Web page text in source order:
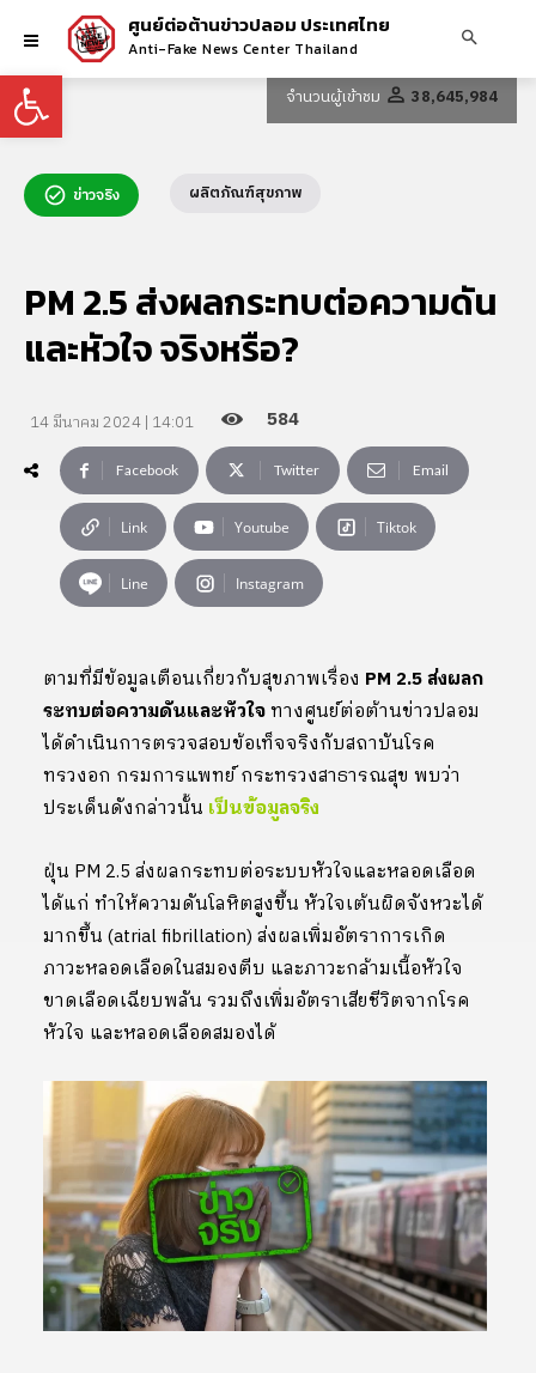
Open toolbar
ศูนย์ต่อต้านข่าวปลอม ประเทศไทย
Anti-Fake News Center Thailand
จำนวนผู้เข้าชม 38,645,984
ข่าวจริง ผลิตภัณฑ์สุขภาพ
PM 2.5 ส่งผลกระทบต่อความดัน
และหัวใจ จริงหรือ?
14 มีนาคม 2024 | 14:01 584
Facebook Twitter Email
Link Youtube Tiktok
Line Instagram
ตามที่มีข้อมูลเตือนเกี่ยวกับสุขภาพเรื่อง PM 2.5 ส่งผลก
ระทบต่อความดันและหัวใจทางศูนย์ต่อต้านข่าวปลอม
ได้ดำเนินการตรวจสอบข้อเท็จจริงกับสถาบันโรค
ทรวงอก กรมการแพทย์ กระทรวงสาธารณสุข พบว่า
ประเด็นดังกล่าวนั้น เป็นข้อมูลจริง
ฝุ่น PM 2.5 ส่งผลกระทบต่อระบบหัวใจและหลอดเลือด
ได้แก่ ทำให้ความดันโลหิตสูงขึ้น หัวใจเต้นผิดจังหวะได้
มากขึ้น (atrial fibrillation) ส่งผลเพิ่มอัตราการเกิด
ภาวะหลอดเลือดในสมองตีบ และภาวะกล้ามเนื้อหัวใจ
ขาดเลือดเฉียบพลัน รวมถึงเพิ่มอัตราเสียชีวิตจากโรค
หัวใจ และหลอดเลือดสมองได้